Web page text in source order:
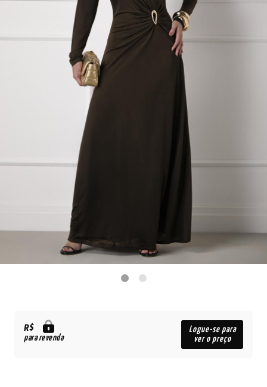
R$
para revenda
Logue-se para
ver o preço